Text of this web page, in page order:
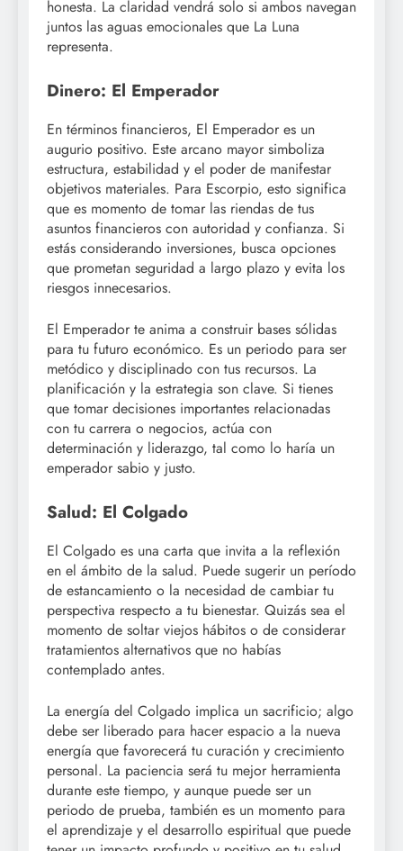
honesta. La claridad vendrá solo si ambos navegan
juntos las aguas emocionales que La Luna
representa.
Dinero: El Emperador
En términos financieros, El Emperador es un
augurio positivo. Este arcano mayor simboliza
estructura, estabilidad y el poder de manifestar
objetivos materiales. Para Escorpio, esto significa
que es momento de tomar las riendas de tus
asuntos financieros con autoridad y confianza. Si
estás considerando inversiones, busca opciones
que prometan seguridad a largo plazo y evita los
riesgos innecesarios.
El Emperador te anima a construir bases sólidas
para tu futuro económico. Es un periodo para ser
metódico y disciplinado con tus recursos. La
planificación y la estrategia son clave. Si tienes
que tomar decisiones importantes relacionadas
con tu carrera o negocios, actúa con
determinación y liderazgo, tal como lo haría un
emperador sabio y justo.
Salud: El Colgado
El Colgado es una carta que invita a la reflexión
en el ámbito de la salud. Puede sugerir un período
de estancamiento o la necesidad de cambiar tu
perspectiva respecto a tu bienestar. Quizás sea el
momento de soltar viejos hábitos o de considerar
tratamientos alternativos que no habías
contemplado antes.
La energía del Colgado implica un sacrificio; algo
debe ser liberado para hacer espacio a la nueva
energía que favorecerá tu curación y crecimiento
personal. La paciencia será tu mejor herramienta
durante este tiempo, y aunque puede ser un
periodo de prueba, también es un momento para
el aprendizaje y el desarrollo espiritual que puede